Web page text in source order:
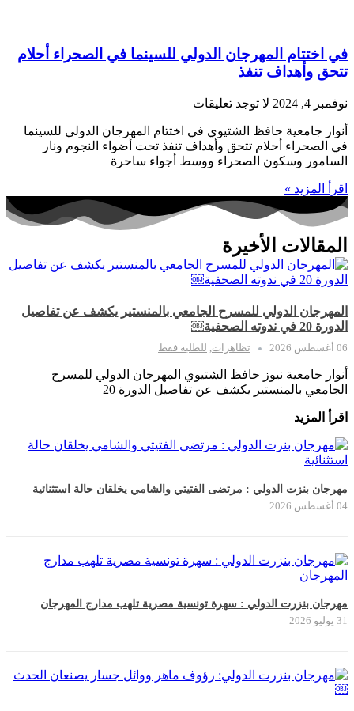
في اختتام المهرجان الدولي للسينما في الصحراء أحلام
تتحق وأهداف تنفذ
نوفمبر 4, 2024 لا توجد تعليقات
أنوار جامعية حافظ الشتيوي في اختتام المهرجان الدولي للسينما
في الصحراء أحلام تتحق وأهداف تنفذ تحت أضواء النجوم ونار
السامور وسكون الصحراء ووسط أجواء ساحرة
اقرأ المزيد »
المقالات الأخيرة
المهرجان الدولي للمسرح الجامعي بالمنستير يكشف عن تفاصيل
الدورة 20 في ندوته الصحفية￼
06 أغسطس 2026 تظاهرات, للطلبة فقط
أنوار جامعية نيوز حافظ الشتيوي المهرجان الدولي للمسرح
الجامعي بالمنستير يكشف عن تفاصيل الدورة 20
اقرأ المزيد
مهرجان بنزت الدولي : مرتضى الفتيتي والشامي يخلقان حالة استثنائية
04 أغسطس 2026
مهرجان بنزرت الدولي : سهرة تونسية مصرية تلهب مدارج المهرجان
31 يوليو 2026